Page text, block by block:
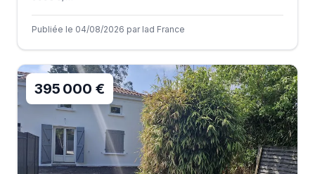
Publiée le 04/08/2026 par Iad France
395 000 €